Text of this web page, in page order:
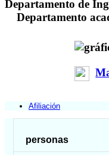
Departamento de
Departamento
Afiliación
personas